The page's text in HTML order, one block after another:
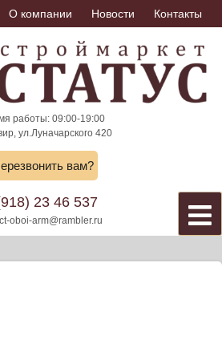
О компании Новости Контакты
работы: 09:00-19:00
ул.Луначарского 420
вам?
23 46 537
oboi-arm@rambler.ru